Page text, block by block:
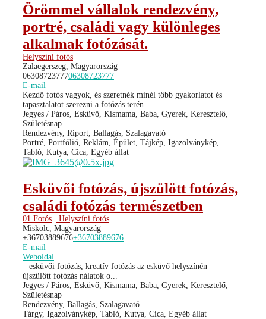
Örömmel vállalok rendezvény,
portré, családi vagy különleges
alkalmak fotózását.
Helyszíni fotós
Zalaegerszeg, Magyarország
0630872377706308723777
E-mail
Kezdő fotós vagyok, és szeretnék minél több gyakorlatot és
tapasztalatot szerezni a fotózás terén...
Jegyes / Páros, Esküvő, Kismama, Baba, Gyerek, Keresztelő,
Születésnap
Rendezvény, Riport, Ballagás, Szalagavató
Portré, Portfólió, Reklám, Épület, Tájkép, Igazolványkép,
Tabló, Kutya, Cica, Egyéb állat
Esküvői fotózás, újszülött fotózás,
családi fotózás természetben
01 Fotós
Helyszíni fotós
Miskolc, Magyarország
+36703889676+36703889676
E-mail
Weboldal
– esküvői fotózás, kreatív fotózás az esküvő helyszínén –
újszülött fotózás nálatok o...
Jegyes / Páros, Esküvő, Kismama, Baba, Gyerek, Keresztelő,
Születésnap
Rendezvény, Ballagás, Szalagavató
Tárgy, Igazolványkép, Tabló, Kutya, Cica, Egyéb állat